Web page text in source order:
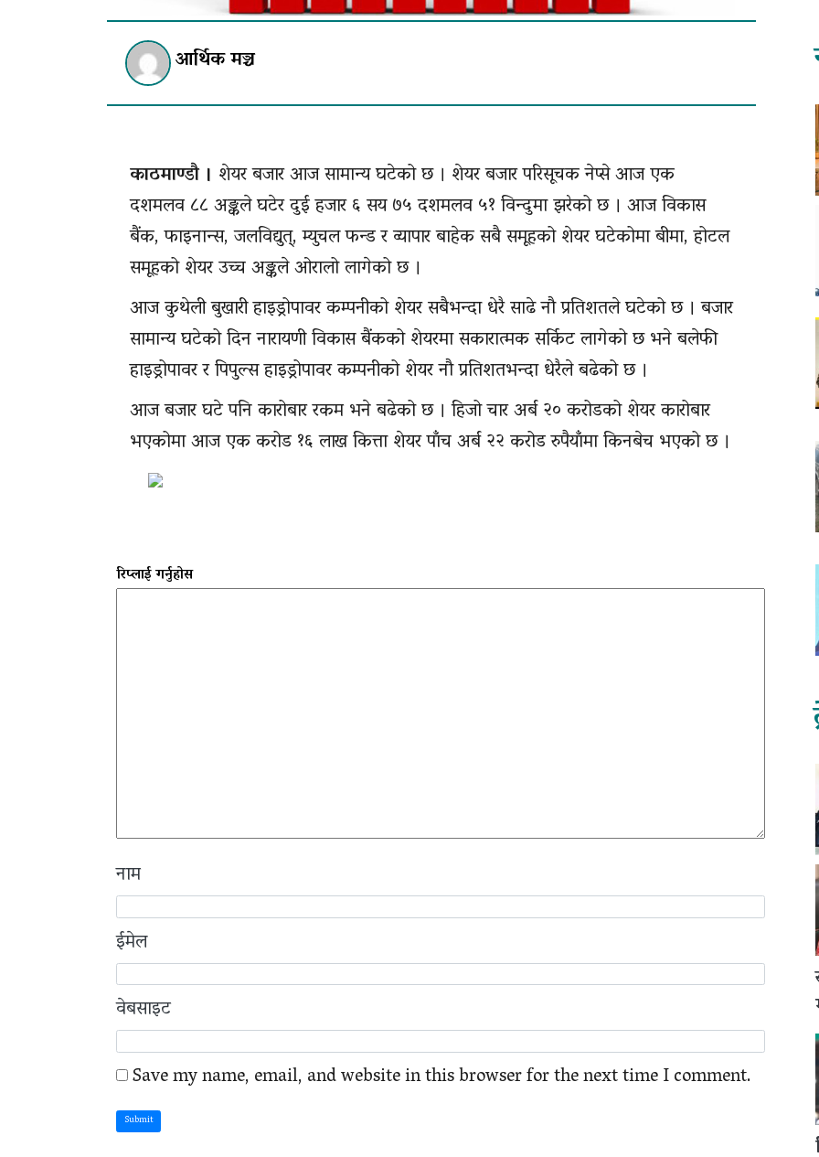
आर्थिक मञ्च
काठमाण्डौ । शेयर बजार आज सामान्य घटेको छ । शेयर बजार परिसूचक नेप्से आज एक
दशमलव ८८ अङ्कले घटेर दुई हजार ६ सय ७५ दशमलव ५१ विन्दुमा झरेको छ । आज विकास
बैंक, फाइनान्स, जलविद्युत्, म्युचल फन्ड र व्यापार बाहेक सबै समूहको शेयर घटेकोमा बीमा, होटल
समूहको शेयर उच्च अङ्कले ओरालो लागेको छ ।
आज कुथेली बुखारी हाइड्रोपावर कम्पनीको शेयर सबैभन्दा धेरै साढे नौ प्रतिशतले घटेको छ । बजार
सामान्य घटेको दिन नारायणी विकास बैंकको शेयरमा सकारात्मक सर्किट लागेको छ भने बलेफी
हाइड्रोपावर र पिपुल्स हाइड्रोपावर कम्पनीको शेयर नौ प्रतिशतभन्दा धेरैले बढेको छ ।
आज बजार घटे पनि कारोबार रकम भने बढेको छ । हिजो चार अर्ब २० करोडको शेयर कारोबार
भएकोमा आज एक करोड १६ लाख कित्ता शेयर पाँच अर्ब २२ करोड रुपैयाँमा किनबेच भएको छ ।
रिप्लाई गर्नुहोस
नाम
ईमेल
वेबसाइट
Save my name, email, and website in this browser for the next time I comment.
Submit